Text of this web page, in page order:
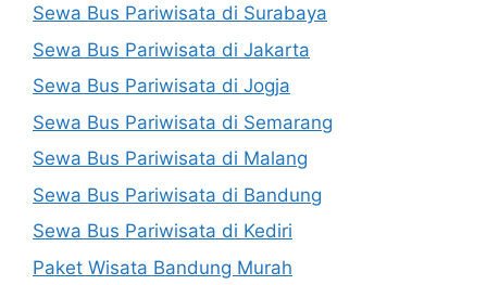
Sewa Bus Pariwisata di Surabaya
Sewa Bus Pariwisata di Jakarta
Sewa Bus Pariwisata di Jogja
Sewa Bus Pariwisata di Semarang
Sewa Bus Pariwisata di Malang
Sewa Bus Pariwisata di Bandung
Sewa Bus Pariwisata di Kediri
Paket Wisata Bandung Murah